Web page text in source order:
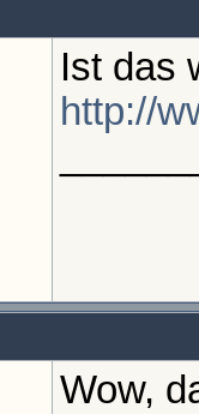
Ist das
http://
Wow,